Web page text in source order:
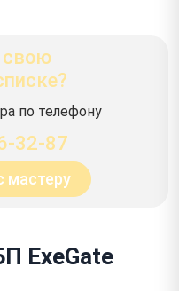
свою
по телефону
32-87
мастеру
ExeGate